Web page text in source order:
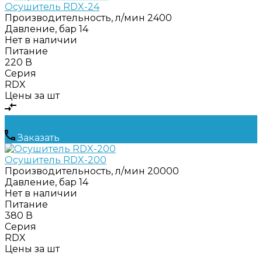
Осушитель RDX-24
Производительность, л/мин 2400
Давление, бар 14
Нет в наличии
Питание
220 В
Серия
RDX
Цены за шт
Заказать
Осушитель RDX-200
Производительность, л/мин 20000
Давление, бар 14
Нет в наличии
Питание
380 В
Серия
RDX
Цены за шт